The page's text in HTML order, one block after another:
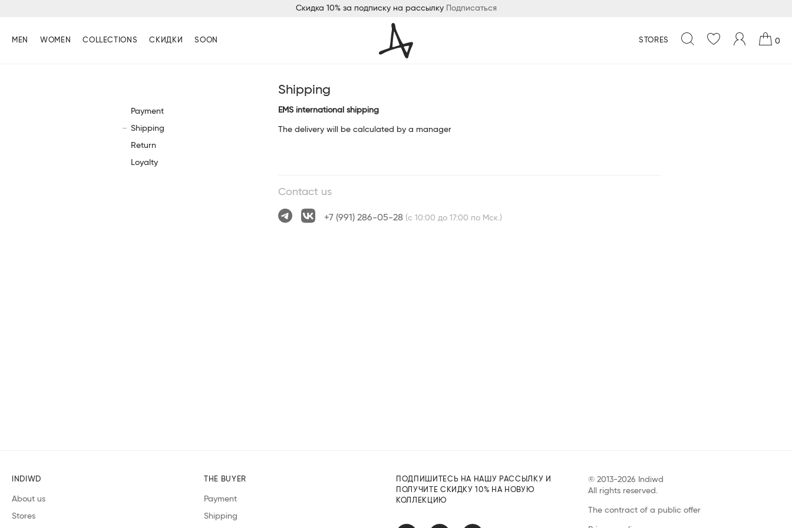
Скидка 10% за подписку на рассылку Подписаться
MEN WOMEN COLLECTIONS СКИДКИ SOON STORES 0
Payment
Shipping
Return
Loyalty
Shipping
EMS international shipping
The delivery will be calculated by a manager
Contact us
+7 (991) 286-05-28 (с 10:00 до 17:00 по Мск.)
INDIWD
About us
Stores
THE BUYER
Payment
Shipping
ПОДПИШИТЕСЬ НА НАШУ РАССЫЛКУ И
ПОЛУЧИТЕ СКИДКУ 10% НА НОВУЮ
КОЛЛЕКЦИЮ
© 2013-2026 Indiwd
All rights reserved.
The contract of a public offer